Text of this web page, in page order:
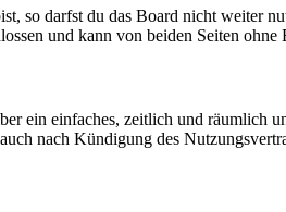
so darfst du das Board nicht weiter
und kann von beiden Seiten
ein einfaches, zeitlich und räumlich
nach Kündigung des